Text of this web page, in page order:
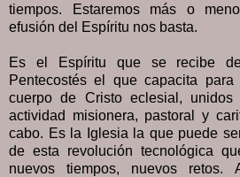
tiempos. Estaremos más o
efusión del Espíritu nos basta.
Es el Espíritu que se recibe
Pentecostés el que capacita para
cuerpo de Cristo eclesial,
actividad misionera, pastoral y
cabo. Es la Iglesia la que puede
de esta revolución tecnológica
nuevos tiempos, nuevos